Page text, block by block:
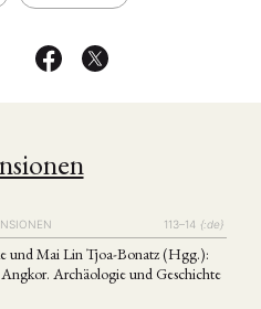
113–14 {:de}
und Mai Lin Tjoa-Bonatz (Hgg.):
Archäologie und Geschichte